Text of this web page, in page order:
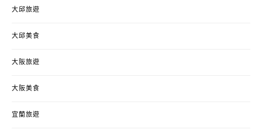
大邱旅遊
大邱美食
大阪旅遊
大阪美食
宜蘭旅遊